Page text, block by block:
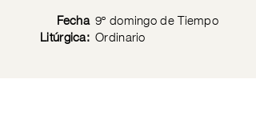
Fecha
Litúrgica:
9º domingo de Tiempo
Ordinario